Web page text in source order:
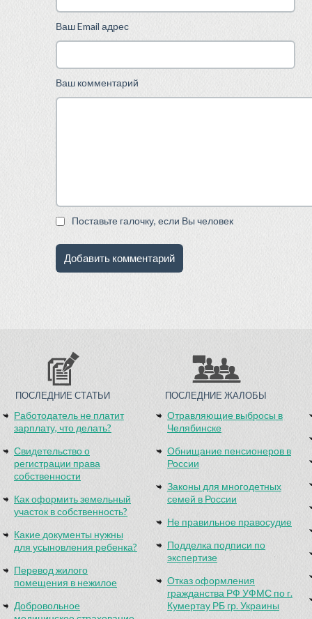
Ваш Email адрес
Ваш комментарий
Поставьте галочку, если Вы человек
ПОСЛЕДНИЕ СТАТЬИ
Работодатель не платит
зарплату, что делать?
Свидетельство о
регистрации права
собственности
Как оформить земельный
участок в собственность?
Какие документы нужны
для усыновления ребенка?
Перевод жилого
помещения в нежилое
Добровольное
ПОСЛЕДНИЕ ЖАЛОБЫ
Отравляющие выбросы в
Челябинске
Обнищание пенсионеров в
России
Законы для многодетных
семей в России
Не правильное правосудие
Подделка подписи по
экспертизе
Отказ оформления
гражданства РФ УФМС по г.
Кумертау РБ гр. Украины